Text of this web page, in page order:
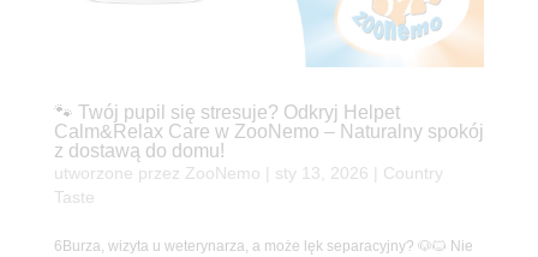
🐾 Twój pupil się stresuje? Odkryj Helpet
Calm&Relax Care w ZooNemo – Naturalny spokój
z dostawą do domu!
utworzone przez ZooNemo sty 13, 2026
Country
Taste
6Burza, wizyta u weterynarza, a może lęk separacyjny? 🐶🐱 Nie